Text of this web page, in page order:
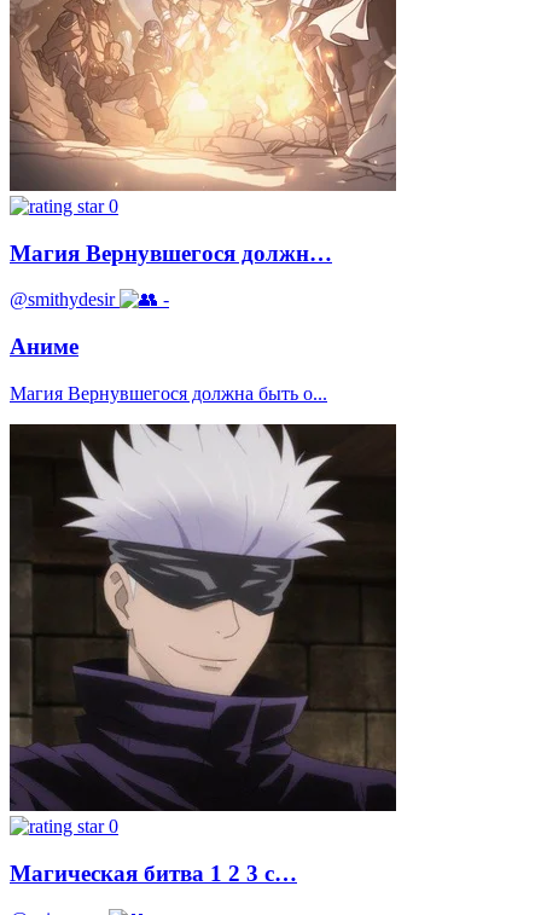
0
Магия Вернувшегося должн…
@smithydesir -
Аниме
Магия Вернувшегося должна быть о...
0
Магическая битва 1 2 3 с…